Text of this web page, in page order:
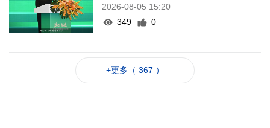
2026-08-05 15:20
349
0
+更多（ 367 ）